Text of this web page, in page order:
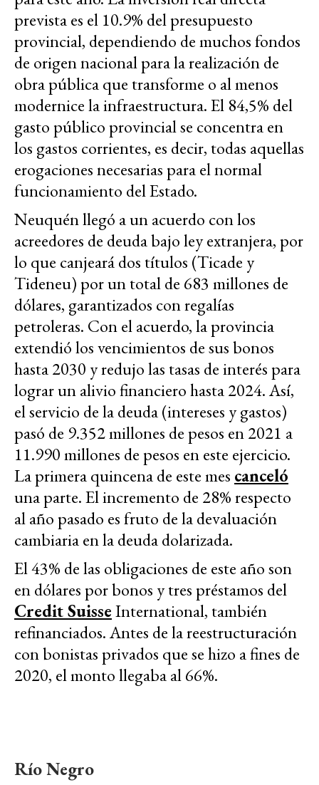
prevista es el 10.9% del presupuesto
provincial, dependiendo de muchos fondos
de origen nacional para la realización de
obra pública que transforme o al menos
modernice la infraestructura. El 84,5% del
gasto público provincial se concentra en
los gastos corrientes, es decir, todas aquellas
erogaciones necesarias para el normal
funcionamiento del Estado.
Neuquén llegó a un acuerdo con los
acreedores de deuda bajo ley extranjera, por
lo que canjeará dos títulos (Ticade y
Tideneu) por un total de 683 millones de
dólares, garantizados con regalías
petroleras. Con el acuerdo, la provincia
extendió los vencimientos de sus bonos
hasta 2030 y redujo las tasas de interés para
lograr un alivio financiero hasta 2024. Así,
el servicio de la deuda (intereses y gastos)
pasó de 9.352 millones de pesos en 2021 a
11.990 millones de pesos en este ejercicio.
La primera quincena de este mes canceló
una parte. El incremento de 28% respecto
al año pasado es fruto de la devaluación
cambiaria en la deuda dolarizada.
El 43% de las obligaciones de este año son
en dólares por bonos y tres préstamos del
Credit SuisseInternational, también
refinanciados. Antes de la reestructuración
con bonistas privados que se hizo a fines de
2020, el monto llegaba al 66%.
Río Negro